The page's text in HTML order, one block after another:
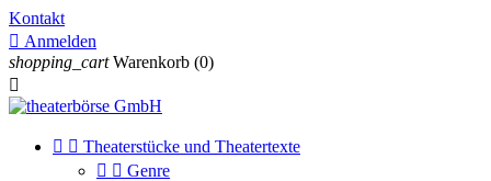
Kontakt
 Anmelden
shopping_cart Warenkorb (0)

  Theaterstücke und Theatertexte
  Genre